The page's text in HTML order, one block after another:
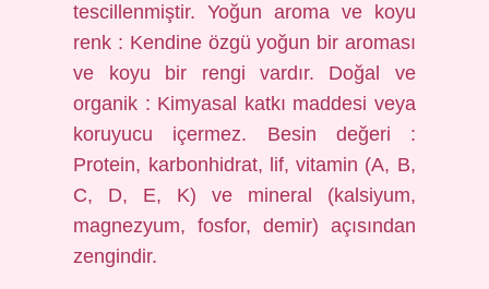
tescillenmiştir. Yoğun aroma ve koyu
renk : Kendine özgü yoğun bir aroması
ve koyu bir rengi vardır. Doğal ve
organik : Kimyasal katkı maddesi veya
koruyucu içermez. Besin değeri :
Protein, karbonhidrat, lif, vitamin (A, B,
C, D, E, K) ve mineral (kalsiyum,
magnezyum, fosfor, demir) açısından
zengindir.